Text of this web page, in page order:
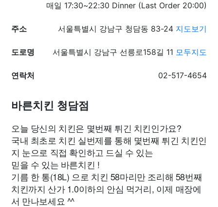
매일 17:30~22:30 Dinner (Last Order 20:00)
주소 서울특별시 강남구 청담동 83-24 지도보기
도로명 서울특별시 강남구 선릉로158길 11 모두지도
연락처 02-517-4654
바른치킨 청담점
오늘 당신의 치킨은 몇번째 튀긴 치킨인가요?
국내 최초로 치킨 실번제를 통해 몇번째 튀긴 치킨인
지 눈으로 직접 확인하고 드실 수 있는
믿을 수 있는 바른치킨 !
기름 한 통(18L) 으로 치킨 58마리만 조리해 58번째
치킨까지 산가 1.0이하의 안심 먹거리, 이제 매장에
서 만나보세요 ^^